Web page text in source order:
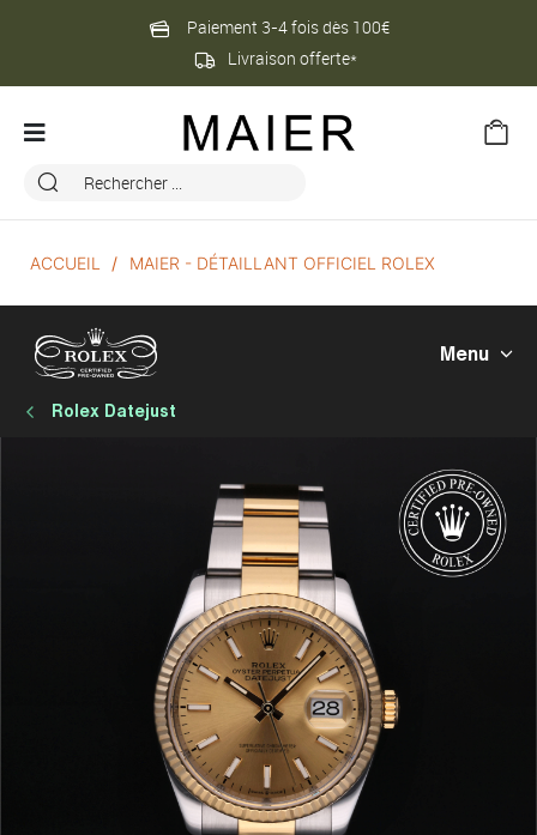
Paiement 3-4 fois dès 100€
Livraison offerte*
ACCUEIL MAIER - DÉTAILLANT OFFICIEL ROLEX
Menu
Rolex Datejust